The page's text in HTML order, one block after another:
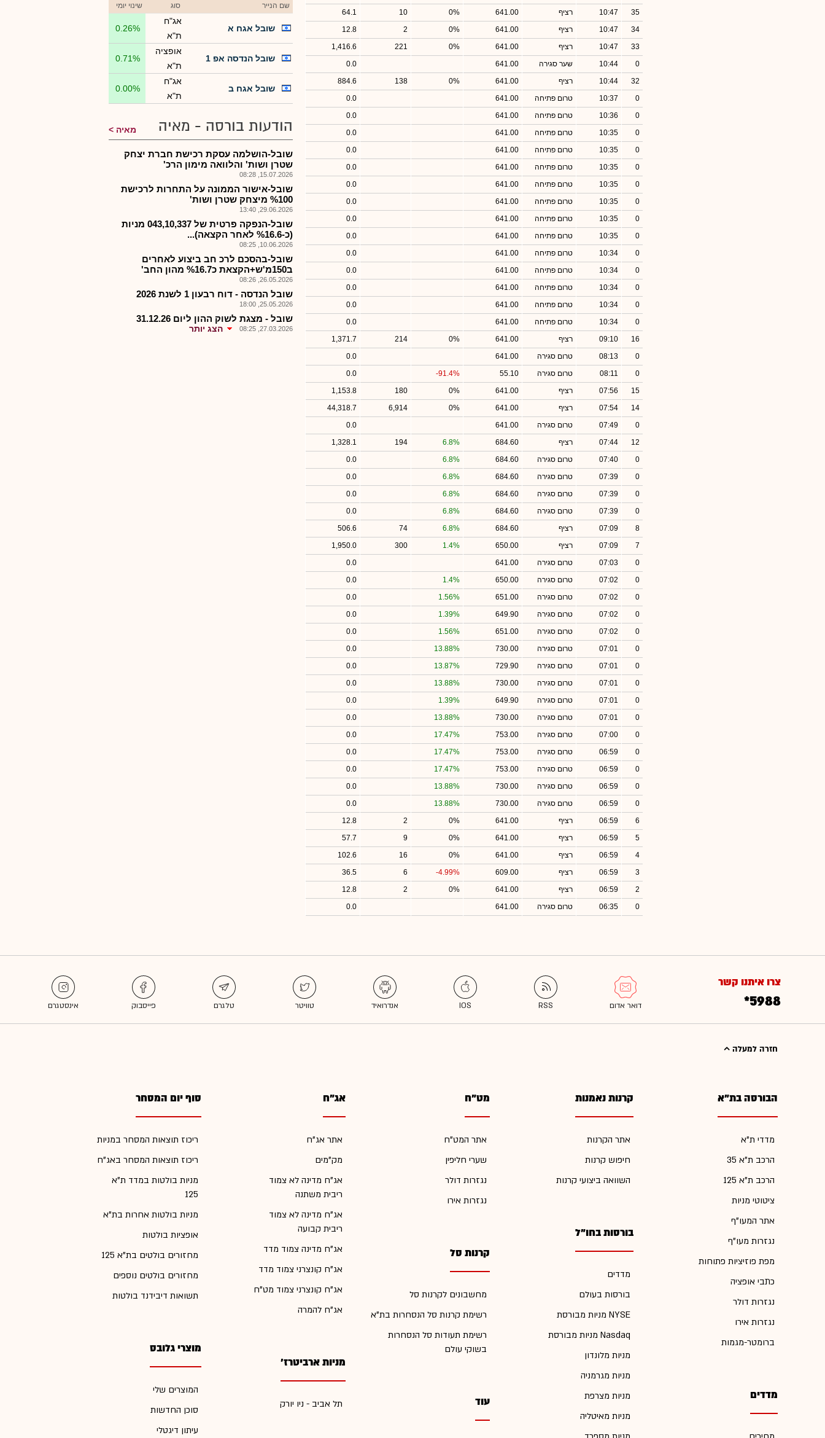
35
10:47 רציף 641.00
0%
10
64.1
34
10:47 רציף 641.00
0%
2
12.8
33
10:47 רציף 641.00
0%
221
1,416.6
0
10:44 שער סגירה 641.00
0.0
32
10:44 רציף 641.00
0%
138
884.6
0
10:37 טרום פתיחה 641.00
0.0
0
10:36 טרום פתיחה 641.00
0.0
0
10:35 טרום פתיחה 641.00
0.0
0
10:35 טרום פתיחה 641.00
0.0
0
10:35 טרום פתיחה 641.00
0.0
0
10:35 טרום פתיחה 641.00
0.0
0
10:35 טרום פתיחה 641.00
0.0
0
10:35 טרום פתיחה 641.00
0.0
0
10:35 טרום פתיחה 641.00
0.0
0
10:34 טרום פתיחה 641.00
0.0
0
10:34 טרום פתיחה 641.00
0.0
0
10:34 טרום פתיחה 641.00
0.0
0
10:34 טרום פתיחה 641.00
0.0
0
10:34 טרום פתיחה 641.00
0.0
16
09:10 רציף 641.00
0%
214
1,371.7
0
08:13 טרום סגירה 641.00
0.0
0
08:11 טרום סגירה 55.10
-91.4%
0.0
15
07:56 רציף 641.00
0%
180
1,153.8
14
07:54 רציף 641.00
0%
6,914
44,318.7
0
07:49 טרום סגירה 641.00
0.0
12
07:44 רציף 684.60
6.8%
194
1,328.1
0
07:40 טרום סגירה 684.60
6.8%
0.0
0
07:39 טרום סגירה 684.60
6.8%
0.0
0
07:39 טרום סגירה 684.60
6.8%
0.0
0
07:39 טרום סגירה 684.60
6.8%
0.0
8
07:09 רציף 684.60
6.8%
74
506.6
7
07:09 רציף 650.00
1.4%
300
1,950.0
0
07:03 טרום סגירה 641.00
0.0
0
07:02 טרום סגירה 650.00
1.4%
0.0
0
07:02 טרום סגירה 651.00
1.56%
0.0
0
07:02 טרום סגירה 649.90
1.39%
0.0
0
07:02 טרום סגירה 651.00
1.56%
0.0
0
07:01 טרום סגירה 730.00
13.88%
0.0
0
07:01 טרום סגירה 729.90
13.87%
0.0
0
07:01 טרום סגירה 730.00
13.88%
0.0
0
07:01 טרום סגירה 649.90
1.39%
0.0
0
07:01 טרום סגירה 730.00
13.88%
0.0
0
07:00 טרום סגירה 753.00
17.47%
0.0
0
06:59 טרום סגירה 753.00
17.47%
0.0
0
06:59 טרום סגירה 753.00
17.47%
0.0
0
06:59 טרום סגירה 730.00
13.88%
0.0
0
06:59 טרום סגירה 730.00
13.88%
0.0
6
06:59 רציף 641.00
0%
2
12.8
5
06:59 רציף 641.00
0%
9
57.7
4
06:59 רציף 641.00
0%
16
102.6
3
06:59 רציף 609.00
-4.99%
6
36.5
2
06:59 רציף 641.00
0%
2
12.8
0
06:35 טרום סגירה 641.00
0.0
שם הנייר סוג שינוי יומי
שובל אגח א
אג"ח
ת"א
0.26%
שובל הנדסה אפ 1
אופציה
ת"א
0.71%
שובל אגח ב
אג"ח
ת"א
0.00%
הודעות בורסה - מאיה מאיה
שובל-הושלמה עסקת רכישת חברת יצחק
שטרן ושות' והלוואה מימון הרכ'
15.07.2026, 08:28
שובל-אישור הממונה על התחרות לרכישת
%100 מיצחק שטרן ושות'
29.06.2026, 13:40
שובל-הנפקה פרטית של 043,10,337 מניות
(כ-%16.6 לאחר הקצאה)...
10.06.2026, 08:25
שובל-בהסכם לרכ חב ביצוע לאחרים
ב150מ'ש+הקצאת כ%16.7 מהון החב'
26.05.2026, 08:26
שובל הנדסה - דוח רבעון 1 לשנת 2026
25.05.2026, 18:00
שובל - מצגת לשוק ההון ליום 31.12.26
27.03.2026, 08:25 הצג יותר
צרו איתנו קשר
*5988
חזרה למעלה
הבורסה בת"א
מדדי ת"א
הרכב ת"א 35
הרכב ת"א 125
ציטוטי מניות
אתר המעו"ף
נגזרות מעו"ף
מפת פוזיציות פתוחות
כתבי אופציה
נגזרות דולר
נגזרות אירו
ברומטר-מגמות
מדדים
קרנות נאמנות
אתר הקרנות
חיפוש קרנות
השוואה ביצועי קרנות
בורסות בחו"ל
מדדים
בורסות בעולם
מניות מבורסת NYSE
מניות מבורסת Nasdaq
מניות מלונדון
מניות מגרמניה
מניות מצרפת
מניות מאיטליה
מט"ח
אתר המט"ח
שערי חליפין
נגזרות דולר
נגזרות אירו
קרנות סל
מחשבונים לקרנות סל
רשימת קרנות סל הנסחרות בת"א
רשימת תעודות סל הנסחרות
בשוקי עולם
עוד
אג"ח
אתר אג"ח
מק"מים
אג"ח מדינה לא צמוד
ריבית משתנה
אג"ח מדינה לא צמוד
ריבית קבועה
אג"ח מדינה צמוד מדד
אג"ח קונצרני צמוד מדד
אג"ח קונצרני צמוד מט"ח
אג"ח להמרה
מניות ארביטרז'
תל אביב - ניו יורק
סוף יום המסחר
ריכוז תוצאות המסחר במניות
ריכוז תוצאות המסחר באג"ח
מניות בולטות במדד ת"א
125
מניות בולטות אחרות בת"א
אופציות בולטות
מחזורים בולטים בת"א 125
מחזורים בולטים נוספים
תשואות דיבידנד בולטות
מוצרי גלובס
המוצרים שלי
סוכן החדשות
עיתון דיגטלי